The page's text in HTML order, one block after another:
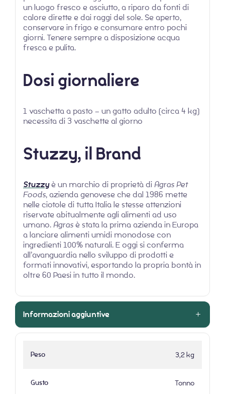
un luogo fresco e asciutto, a riparo da fonti di
calore dirette e dai raggi del sole. Se aperto,
conservare in frigo e consumare entro pochi
giorni. Tenere sempre a disposizione acqua
fresca e pulita.
Dosi giornaliere
1 vaschetta a pasto – un gatto adulto (circa 4 kg)
necessita di 3 vaschette al giorno
Stuzzy, il Brand
Stuzzyè un marchio di proprietà diAgras Pet
Foods, azienda genovese che dal 1986 mette
nelle ciotole di tutta Italia le stesse attenzioni
riservate abitualmente agli alimenti ad uso
umano.Agrasè stata la prima azienda in Europa
a lanciare alimenti umidi monodose con
ingredienti 100% naturali. E oggi si conferma
all’avanguardia nello sviluppo di prodotti e
formati innovativi, esportando la propria bontà in
oltre 60 Paesi in tutto il mondo.
Informazioni aggiuntive
Peso 3,2 kg
Gusto Tonno